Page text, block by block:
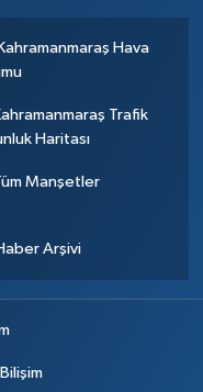
Kahramanmaraş Hava
Trafik
Haritası
Manşetler
Arşivi